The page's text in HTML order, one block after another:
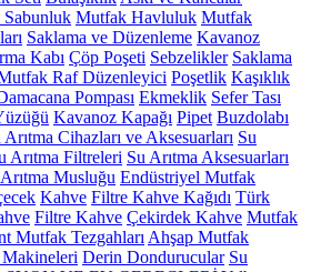
Mutfak Havluluk Mutfak
Saklama ve Düzenleme Kavanoz
Kabı Çöp Poşeti Sebzelikler Saklama
Raf Düzenleyici Poşetlik Kaşıklık
Pompası Ekmeklik Sefer Tası
Kavanoz Kapağı Pipet Buzdolabı
Arıtma Cihazları ve Aksesuarları Su
Arıtma Filtreleri Su Arıtma Aksesuarları
Arıtma Musluğu Endüstriyel Mutfak
Kahve Filtre Kahve Kağıdı Türk
Filtre Kahve Çekirdek Kahve Mutfak
Mutfak Tezgahları Ahşap Mutfak
Makineleri Derin Dondurucular Su